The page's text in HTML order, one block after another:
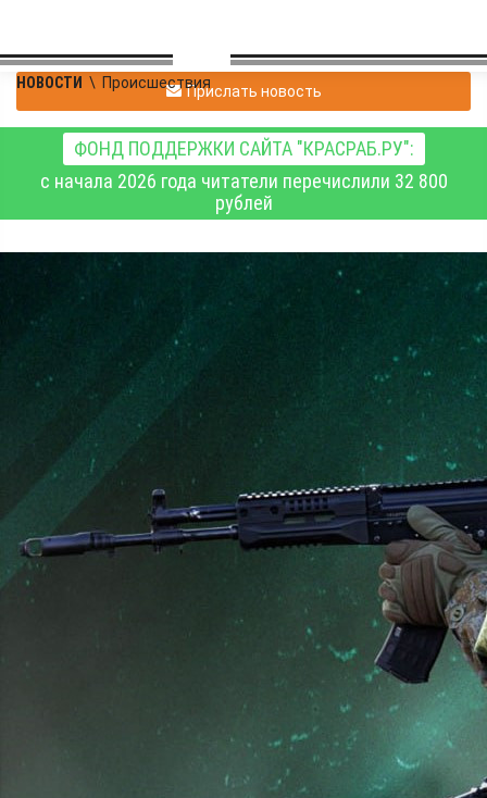
НОВОСТИ \ ПроисшествияПрислать новость
ФОНД ПОДДЕРЖКИ САЙТА "КРАСРАБ.РУ":
с начала 2026 года читатели перечислили 32 800
рублей
Сводка Минобороны РФ
о ходе специальной
военной операции на 11
июня 2026 года
Происшествия
11.06.2026 16:40
В результате решительных действий подразделений